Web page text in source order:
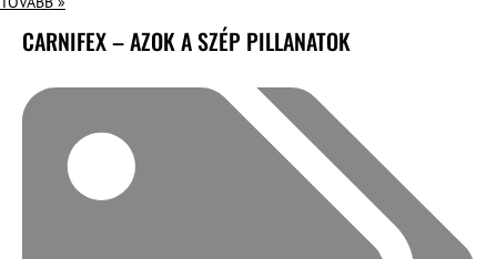
CARNIFEX – AZOK A SZÉP PILLANATOK